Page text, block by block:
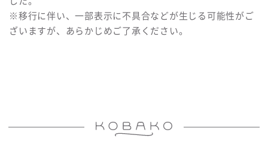
※移行に伴い、一部表示に不具合などが生じる可能性がご
ざいますが、あらかじめご了承ください。